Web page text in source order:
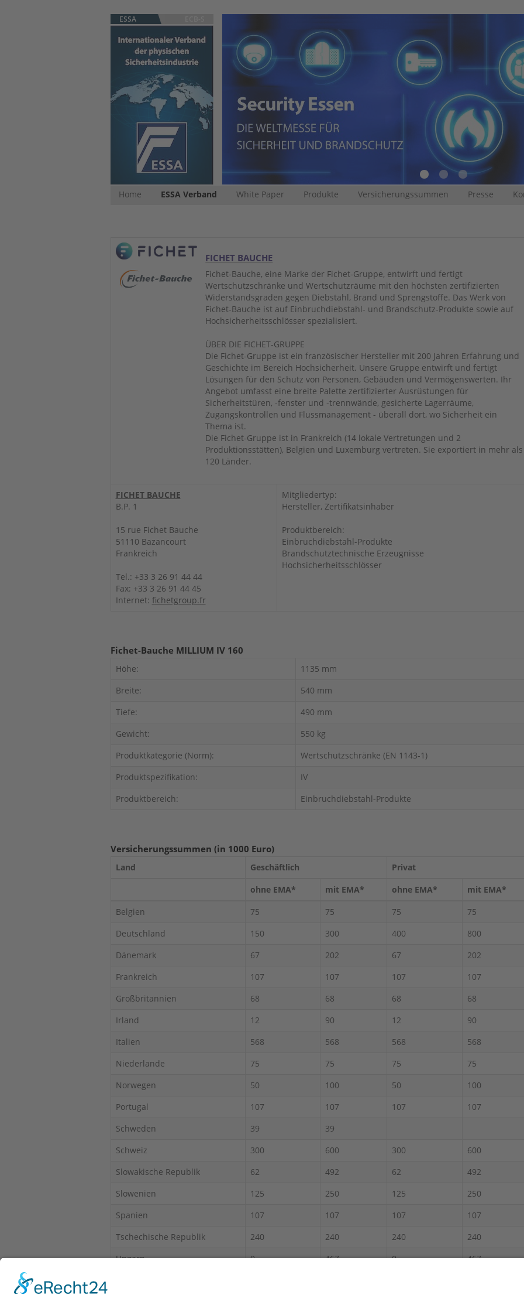
ESSA
Home ESSA Verband White Paper Produkte Versicherungssummen Presse
FICHET BAUCHE
Fichet-Bauche, eine Marke der Fichet-Gruppe, entwirft und fertigt
Wertschutzschränke und Wertschutzräume mit den höchsten zertifizierten
Widerstandsgraden gegen Diebstahl, Brand und Sprengstoffe. Das Werk von
Fichet-Bauche ist auf Einbruchdiebstahl- und Brandschutz-Produkte sowie auf
Hochsicherheitsschlösser spezialisiert.
ÜBER DIE FICHET-GRUPPE
Die Fichet-Gruppe ist ein französischer Hersteller mit 200 Jahren Erfahrung und
Geschichte im Bereich Hochsicherheit. Unsere Gruppe entwirft und fertigt
Lösungen für den Schutz von Personen, Gebäuden und Vermögenswerten. Ihr
Angebot umfasst eine breite Palette zertifizierter Ausrüstungen für
Sicherheitstüren, -fenster und -trennwände, gesicherte Lagerräume,
Zugangskontrollen und Flussmanagement - überall dort, wo Sicherheit ein
Thema ist.
Die Fichet-Gruppe ist in Frankreich (14 lokale Vertretungen und 2
Produktionsstätten), Belgien und Luxemburg vertreten. Sie exportiert in mehr als
120 Länder.
FICHET BAUCHE
B.P. 1
15 rue Fichet Bauche
51110 Bazancourt
Frankreich
Tel.: +33 3 26 91 44 44
Fax: +33 3 26 91 44 45
Internet: fichetgroup.fr
Mitgliedertyp:
Hersteller, Zertifikatsinhaber
Produktbereich:
Einbruchdiebstahl-Produkte
Brandschutztechnische Erzeugnisse
Hochsicherheitsschlösser
Fichet-Bauche MILLIUM IV 160
Höhe:
1135 mm
Breite:
540 mm
Tiefe:
490 mm
Gewicht:
550 kg
Produktkategorie (Norm):
Wertschutzschränke (EN 1143-1)
Produktspezifikation:
IV
Produktbereich:
Einbruchdiebstahl-Produkte
Versicherungssummen (in 1000 Euro)
Land Geschäftlich
Privat
ohne EMA*
mit EMA* ohne EMA*
mit EMA*
Belgien
75 75 75
75
Deutschland
150 300 400
800
Dänemark
67 202 67
202
Frankreich
107 107 107
107
Großbritannien
68 68 68
68
Irland
12 90 12
90
Italien
568 568 568
568
Niederlande
75 75 75
75
Norwegen
50 100 50
100
Portugal
107 107 107
107
Schweden
39
39
Schweiz
300 600 300
600
Slowakische Republik
62 492 62
492
Slowenien
125 250 125
250
Spanien
107 107 107
107
Tschechische Republik
240 240 240
240
Ungarn
0 467 0
467